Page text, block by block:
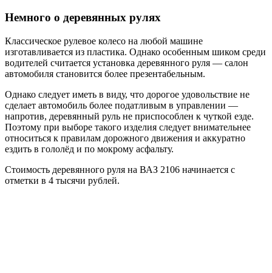
Немного о деревянных рулях
Классическое рулевое колесо на любой машине
изготавливается из пластика. Однако особенным шиком среди
водителей считается установка деревянного руля — салон
автомобиля становится более презентабельным.
Однако следует иметь в виду, что дорогое удовольствие не
сделает автомобиль более податливым в управлении —
напротив, деревянный руль не приспособлен к чуткой езде.
Поэтому при выборе такого изделия следует внимательнее
относиться к правилам дорожного движения и аккуратно
ездить в гололёд и по мокрому асфальту.
Стоимость деревянного руля на ВАЗ 2106 начинается с
отметки в 4 тысячи рублей.